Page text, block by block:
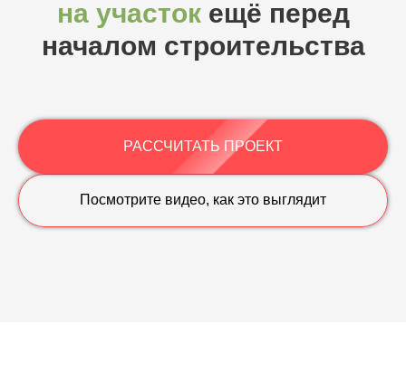
на участокещё перед
началом строительства
РАССЧИТАТЬ ПРОЕКТ
Посмотрите видео, как это выглядит